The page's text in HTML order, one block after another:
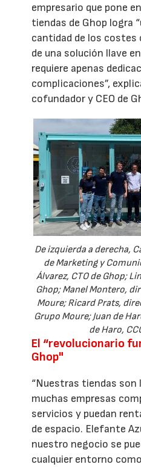
empresario que pone
tiendas de Ghop logra
cantidad de los costes
de una solución llave
requiere apenas
complicaciones”,
cofundador y CEO de
De izquierda a derecha,
de Marketing y
Álvarez, CTO de Ghop;
Ghop; Manel Montero,
Moure; Ricard Prats,
Grupo Moure; Juan de
de Haro,
El “revolucionario
Ghop"
“Nuestras tiendas son
muchas empresas
servicios y puedan
de espacio. Elefante
nuestro negocio se
cualquier entorno